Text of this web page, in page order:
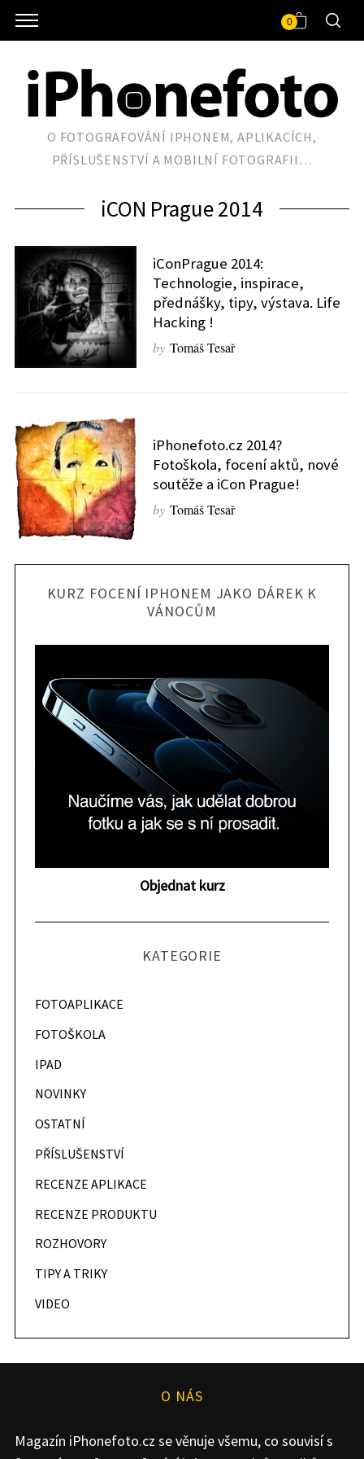
0
O FOTOGRAFOVÁNÍ IPHONEM, APLIKACÍCH,
PŘÍSLUŠENSTVÍ A MOBILNÍ FOTOGRAFII…
iCON Prague 2014
iConPrague 2014:
Technologie, inspirace,
přednášky, tipy, výstava. Life
Hacking !
by Tomáš Tesař
iPhonefoto.cz 2014?
Fotoškola, focení aktů, nové
soutěže a iCon Prague!
by Tomáš Tesař
KURZ FOCENÍ IPHONEM JAKO DÁREK K
VÁNOCŮM
Objednat kurz
KATEGORIE
FOTOAPLIKACE
FOTOŠKOLA
IPAD
NOVINKY
OSTATNÍ
PŘÍSLUŠENSTVÍ
RECENZE APLIKACE
RECENZE PRODUKTU
ROZHOVORY
TIPY A TRIKY
VIDEO
O NÁS
Magazín iPhonefoto.cz se věnuje všemu, co souvisí s